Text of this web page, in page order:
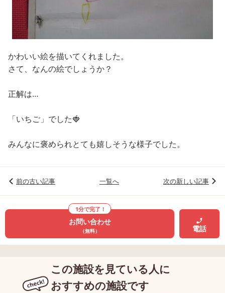
かわいい絵を描いてくれました。
さて、なんの絵でしょうか？
正解は…
「いちご」でした🍓
みんなに褒められとても嬉しそうな様子でした。
前の古い記事 一覧へ 次の新しい記事
1分で完了！
お問い合わせ
（無料） 電話
この施設を見ている人に
おすすめの施設です